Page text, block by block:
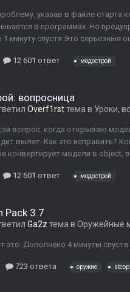
указав в файле старта
в программах. Но
1 минуту спустя Это серьезные
12 601 ответ модострой
вопросница
Overf1rstтема в Уроки,
вопрос: когда открываю
вылет. Как это исправить?
конвертирует модели в object,
12 601 ответ модострой
Pack 3.7
Ga2z тема в Оружейные
это: Дополнено 4 минуты
723 ответа оружие